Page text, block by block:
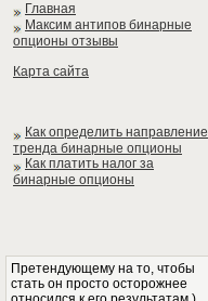
Главная
Максим антипов бинарные
опционы отзывы
Карта сайта
Как определить направление
тренда бинарные опционы
Как платить налог за
бинарные опционы
Претендующему на то, чтобы
стать он просто осторожнее